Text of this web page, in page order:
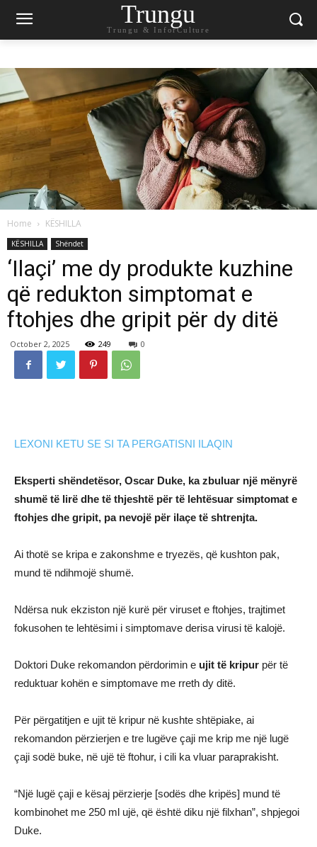
Trungu
Trungu & InforCulture
Home KËSHILLA
KËSHILLA Shëndet
‘Ilaçi’ me dy produkte kuzhine
që redukton simptomat e
ftohjes dhe gripit për dy ditë
October 2, 2025 249 0
LEXONI KETU SE SI TA PERGATISNI ILAQIN
Eksperti shëndetësor, Oscar Duke, ka zbuluar një mënyrë
shumë të lirë dhe të thjeshtë për të lehtësuar simptomat e
ftohjes dhe gripit, pa nevojë për ilaçe të shtrenjta.
Ai thotë se kripa e zakonshme e tryezës, që kushton pak,
mund të ndihmojë shumë.
Ndërsa nuk ekziston një kurë për viruset e ftohjes, trajtimet
fokusohen te lehtësimi i simptomave derisa virusi të kalojë.
Doktori Duke rekomandon përdorimin e ujit të kripur për të
reduktuar kohën e simptomave me rreth dy ditë.
Për përgatitjen e ujit të kripur në kushte shtëpiake, ai
rekomandon përzierjen e tre lugëve çaji me krip me një lugë
çaji sodë buke, në ujë të ftohur, i cili ka vluar paraprakisht.
“Një lugë çaji e kësaj përzierje [sodës dhe kripës] mund të
kombinohet me 250 ml ujë, që është diku një filxhan”, shpjegoi
Duke.